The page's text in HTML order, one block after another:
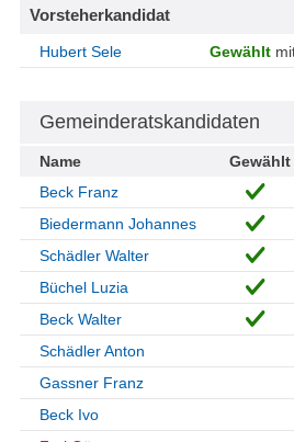
Vorsteherkandidat
Hubert Sele Gewählt
Gemeinderatskandidaten
Name Gewählt
Beck Franz
Biedermann Johannes
Schädler Walter
Büchel Luzia
Beck Walter
Schädler Anton
Gassner Franz
Beck Ivo